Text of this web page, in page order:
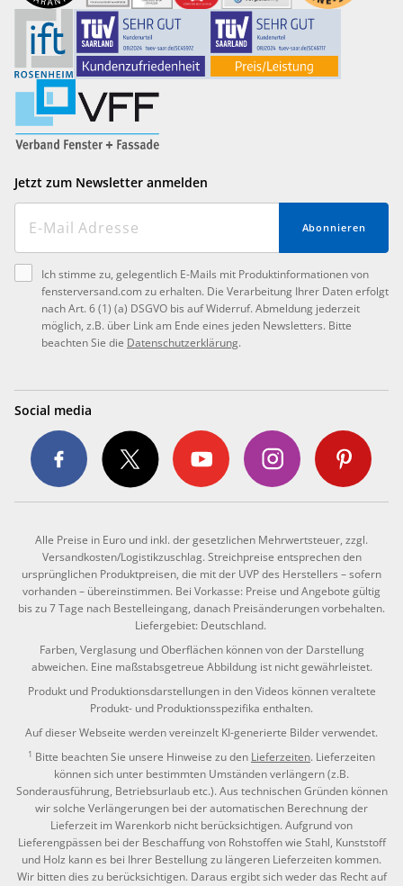
Jetzt zum Newsletter anmelden
Abonnieren
Ich stimme zu, gelegentlich E-Mails mit Produktinformationen von
fensterversand.com zu erhalten. Die Verarbeitung Ihrer Daten erfolgt
nach Art. 6 (1) (a) DSGVO bis auf Widerruf. Abmeldung jederzeit
möglich, z.B. über Link am Ende eines jeden Newsletters. Bitte
beachten Sie die Datenschutzerklärung.
Social media
Alle Preise in Euro und inkl. der gesetzlichen Mehrwertsteuer, zzgl.
Versandkosten/Logistikzuschlag. Streichpreise entsprechen den
ursprünglichen Produktpreisen, die mit der UVP des Herstellers – sofern
vorhanden – übereinstimmen. Bei Vorkasse: Preise und Angebote gültig
bis zu 7 Tage nach Bestelleingang, danach Preisänderungen vorbehalten.
Liefergebiet: Deutschland.
Farben, Verglasung und Oberflächen können von der Darstellung
abweichen. Eine maßstabsgetreue Abbildung ist nicht gewährleistet.
Produkt und Produktionsdarstellungen in den Videos können veraltete
Produkt- und Produktionsspezifika enthalten.
Auf dieser Webseite werden vereinzelt KI-generierte Bilder verwendet.
1 Bitte beachten Sie unsere Hinweise zu den Lieferzeiten. Lieferzeiten
können sich unter bestimmten Umständen verlängern (z.B.
Sonderausführung, Betriebsurlaub etc.). Aus technischen Gründen können
wir solche Verlängerungen bei der automatischen Berechnung der
Lieferzeit im Warenkorb nicht berücksichtigen. Aufgrund von
Lieferengpässen bei der Beschaffung von Rohstoffen wie Stahl, Kunststoff
und Holz kann es bei Ihrer Bestellung zu längeren Lieferzeiten kommen.
Wir bitten dies zu berücksichtigen. Daraus ergibt sich weder das Recht auf